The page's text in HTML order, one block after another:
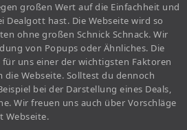
großen Wert auf die Einfachheit und
Dealgott hast. Die Webseite wird so
ohne großen Schnick Schnack. Wir
von Popups oder Ähnliches. Die
uns einer der wichtigsten Faktoren
Webseite. Solltest du dennoch
bei der Darstellung eines Deals,
Wir freuen uns auch über Vorschläge
Webseite.